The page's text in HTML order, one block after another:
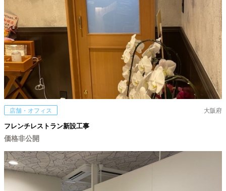
店舗・オフィス 大阪府
フレンチレストラン新設工事
価格非公開